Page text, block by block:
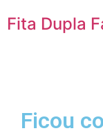
Fita Dupla
Ficou